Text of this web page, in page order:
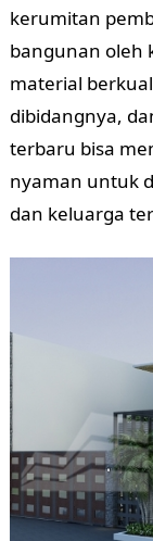
kerumitan
bangunan oleh
material
dibidangnya,
terbaru bisa
nyaman untuk
dan keluarga